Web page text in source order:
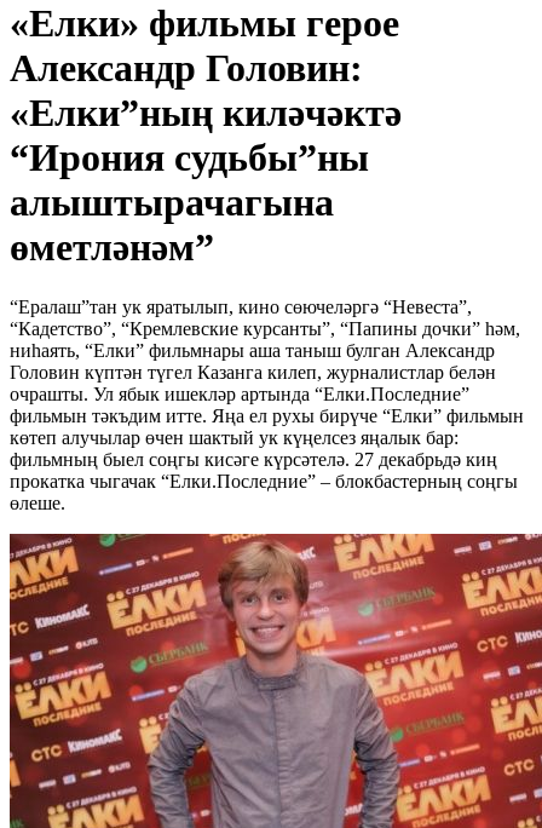
«Елки» фильмы герое
Александр Головин:
«Елки”ның киләчәктә
“Ирония судьбы”ны
алыштырачагына
өметләнәм”
“Ералаш”тан ук яратылып, кино сөючеләргә “Невеста”,
“Кадетство”, “Кремлевские курсанты”, “Папины дочки” һәм,
ниһаять, “Елки” фильмнары аша таныш булган Александр
Головин күптән түгел Казанга килеп, журналистлар белән
очрашты. Ул ябык ишекләр артында “Елки.Последние”
фильмын тәкъдим итте. Яңа ел рухы бирүче “Елки” фильмын
көтеп алучылар өчен шактый ук күңелсез яңалык бар:
фильмның быел соңгы кисәге күрсәтелә. 27 декабрьдә киң
прокатка чыгачак “Елки.Последние” – блокбастерның соңгы
өлеше.